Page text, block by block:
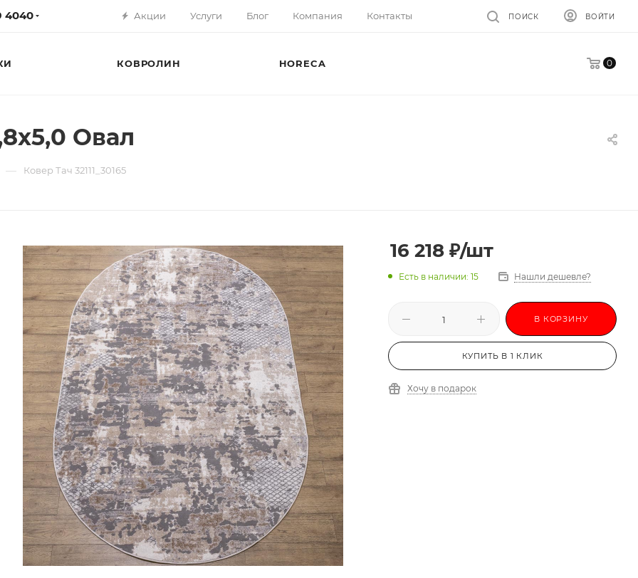
4040 Акции Услуги Блог Компания Контакты ВОЙТИ
ПОИСК
0
КОВРОЛИН HORECA
Овал
— Ковер Тач 32111_30165
16 218 ₽/шт
Есть в наличии: 15 Нашли дешевле?
В КОРЗИНУ
КУПИТЬ В 1 КЛИК
Хочу в подарок